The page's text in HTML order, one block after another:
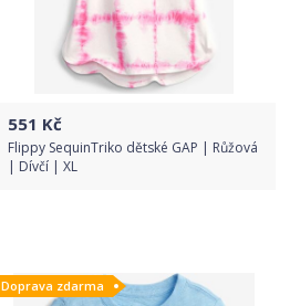
551 Kč
Flippy SequinTriko dětské GAP | Růžová
| Dívčí | XL
Detail produktu
Doprava zdarma